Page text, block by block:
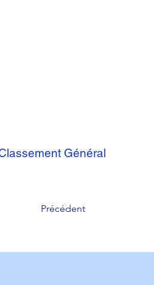
Général
Précédent